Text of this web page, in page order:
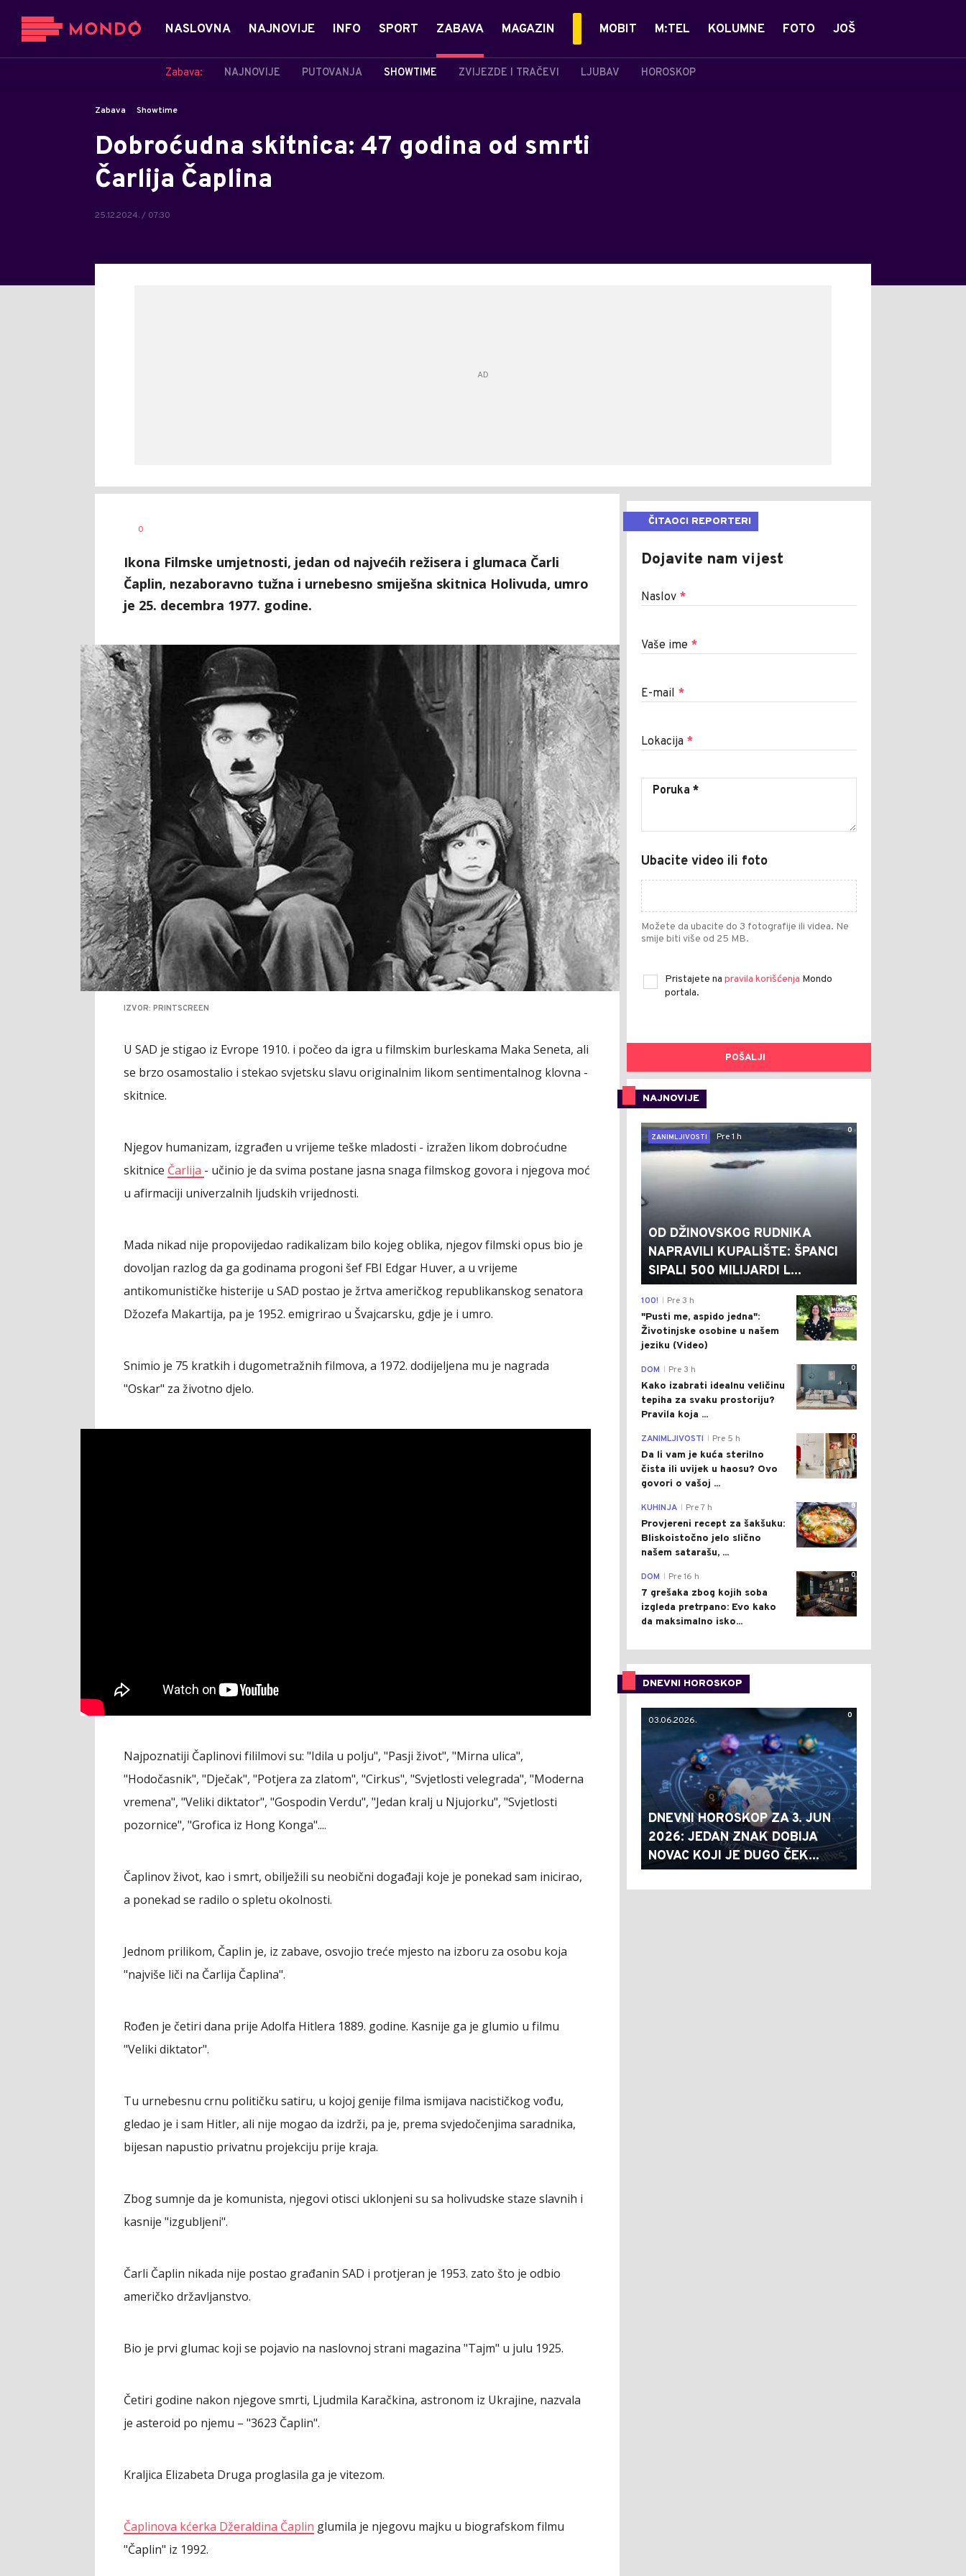
NASLOVNA NAJNOVIJE INFO SPORT ZABAVA
Zabava: NAJNOVIJE PUTOVANJA SHOWTIME ZVIJEZDE I TRAČEVI LJUBAV HOROSKOP
MAGAZIN MOBIT M:TEL KOLUMNE FOTO JOŠ
Zabava Showtime
Dobroćudna skitnica: 47 godina od smrti
Čarlija Čaplina
25.12.2024. / 07:30
AUTOR
0
Ikona Filmske umjetnosti, jedan od najvećih režisera i glumaca Čarli
Čaplin, nezaboravno tužna i urnebesno smiješna skitnica Holivuda, umro
je 25. decembra 1977. godine.
IZVOR: PRINTSCREEN
U SAD je stigao iz Evrope 1910. i počeo da igra u filmskim burleskama Maka Seneta, ali
se brzo osamostalio i stekao svjetsku slavu originalnim likom sentimentalnog klovna -
skitnice.
Njegov humanizam, izgrađen u vrijeme teške mladosti - izražen likom dobroćudne
skitnice Čarlija - učinio je da svima postane jasna snaga filmskog govora i njegova moć
u afirmaciji univerzalnih ljudskih vrijednosti.
Mada nikad nije propovijedao radikalizam bilo kojeg oblika, njegov filmski opus bio je
dovoljan razlog da ga godinama progoni šef FBI Edgar Huver, a u vrijeme
antikomunističke histerije u SAD postao je žrtva američkog republikanskog senatora
Džozefa Makartija, pa je 1952. emigrirao u Švajcarsku, gdje je i umro.
Snimio je 75 kratkih i dugometražnih filmova, a 1972. dodijeljena mu je nagrada
"Oskar" za životno djelo.
Najpoznatiji Čaplinovi fililmovi su: "Idila u polju", "Pasji život", "Mirna ulica",
"Hodočasnik", "Dječak", "Potjera za zlatom", "Cirkus", "Svjetlosti velegrada", "Moderna
vremena", "Veliki diktator", "Gospodin Verdu", "Jedan kralj u Njujorku", "Svjetlosti
pozornice", "Grofica iz Hong Konga"....
Čaplinov život, kao i smrt, obilježili su neobični događaji koje je ponekad sam inicirao,
a ponekad se radilo o spletu okolnosti.
Jednom prilikom, Čaplin je, iz zabave, osvojio treće mjesto na izboru za osobu koja
"najviše liči na Čarlija Čaplina".
Rođen je četiri dana prije Adolfa Hitlera 1889. godine. Kasnije ga je glumio u filmu
"Veliki diktator".
Tu urnebesnu crnu političku satiru, u kojoj genije filma ismijava nacističkog vođu,
gledao je i sam Hitler, ali nije mogao da izdrži, pa je, prema svjedočenjima saradnika,
bijesan napustio privatnu projekciju prije kraja.
Zbog sumnje da je komunista, njegovi otisci uklonjeni su sa holivudske staze slavnih i
kasnije "izgubljeni".
Čarli Čaplin nikada nije postao građanin SAD i protjeran je 1953. zato što je odbio
američko državljanstvo.
Bio je prvi glumac koji se pojavio na naslovnoj strani magazina "Tajm" u julu 1925.
Četiri godine nakon njegove smrti, Ljudmila Karačkina, astronom iz Ukrajine, nazvala
je asteroid po njemu – "3623 Čaplin".
Kraljica Elizabeta Druga proglasila ga je vitezom.
Čaplinova kćerka Džeraldina Čaplin glumila je njegovu majku u biografskom filmu
"Čaplin" iz 1992.
ČITAOCI REPORTERI
Dojavite nam vijest
Naslov *
Vaše ime *
E-mail *
Lokacija *
Ubacite video ili foto
Možete da ubacite do 3 fotografije ili videa. Ne
smije biti više od 25 MB.
Pristajete na pravila korišćenja Mondo
portala.
POŠALJI
NAJNOVIJE
0
ZANIMLJIVOSTI
Pre 1 h
OD DŽINOVSKOG RUDNIKA
NAPRAVILI KUPALIŠTE: ŠPANCI
SIPALI 500 MILIJARDI L...
0
100! Pre 3 h
"Pusti me, aspido jedna":
Životinjske osobine u našem
jeziku (Video)
0
DOM Pre 3 h
Kako izabrati idealnu veličinu
tepiha za svaku prostoriju?
Pravila koja ...
0
ZANIMLJIVOSTI Pre 5 h
Da li vam je kuća sterilno
čista ili uvijek u haosu? Ovo
govori o vašoj ...
0
KUHINJA Pre 7 h
Provjereni recept za šakšuku:
Bliskoistočno jelo slično
našem satarašu, ...
0
DOM Pre 16 h
7 grešaka zbog kojih soba
izgleda pretrpano: Evo kako
da maksimalno isko...
DNEVNI HOROSKOP
0
03.06.2026.
DNEVNI HOROSKOP ZA 3. JUN
2026: JEDAN ZNAK DOBIJA
NOVAC KOJI JE DUGO ČEK...